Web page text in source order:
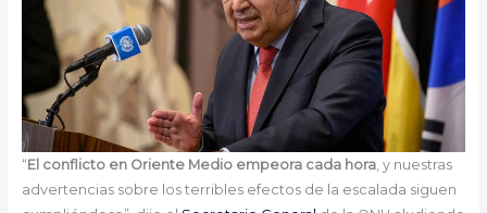
“El conflicto en Oriente Medio empeora cada hora, y nuestras
advertencias sobre los terribles efectos de la escalada siguen